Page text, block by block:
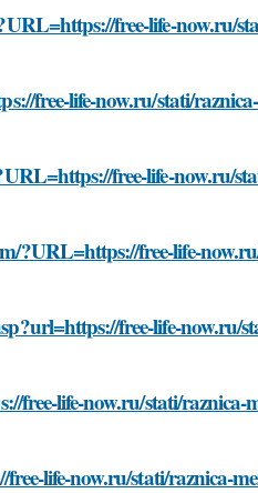
free-life-now.ru/
free-life-now.ru/stati/
free-life-now.ru/
?URL=https://free-life-
free-life-now.ru/
free-life-now.ru/stati/raznica-
life-now.ru/stati/raznica-